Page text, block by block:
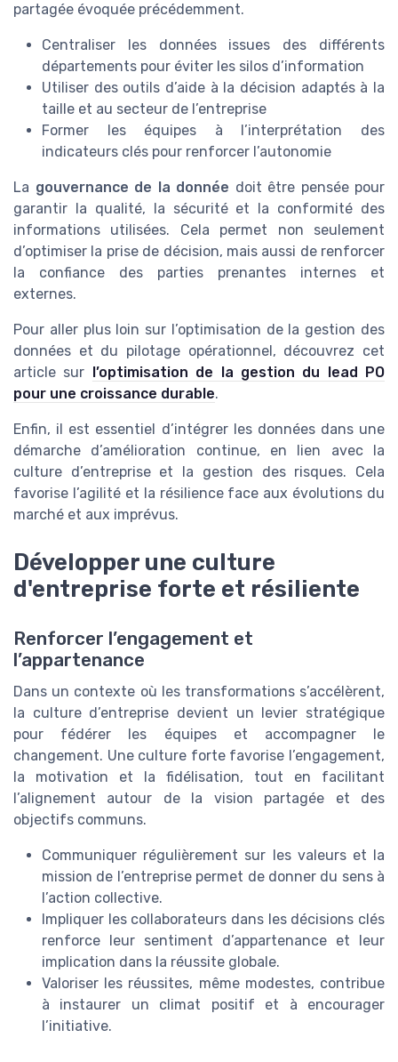
partagée évoquée précédemment.
Centraliser les données issues des différents
départements pour éviter les silos d’information
Utiliser des outils d’aide à la décision adaptés à la
taille et au secteur de l’entreprise
Former les équipes à l’interprétation des
indicateurs clés pour renforcer l’autonomie
La gouvernance de la donnée doit être pensée pour
garantir la qualité, la sécurité et la conformité des
informations utilisées. Cela permet non seulement
d’optimiser la prise de décision, mais aussi de renforcer
la confiance des parties prenantes internes et
externes.
Pour aller plus loin sur l’optimisation de la gestion des
données et du pilotage opérationnel, découvrez cet
article sur l’optimisation de la gestion du lead PO
pour une croissance durable.
Enfin, il est essentiel d’intégrer les données dans une
démarche d’amélioration continue, en lien avec la
culture d’entreprise et la gestion des risques. Cela
favorise l’agilité et la résilience face aux évolutions du
marché et aux imprévus.
Développer une culture
d'entreprise forte et résiliente
Renforcer l’engagement et
l’appartenance
Dans un contexte où les transformations s’accélèrent,
la culture d’entreprise devient un levier stratégique
pour fédérer les équipes et accompagner le
changement. Une culture forte favorise l’engagement,
la motivation et la fidélisation, tout en facilitant
l’alignement autour de la vision partagée et des
objectifs communs.
Communiquer régulièrement sur les valeurs et la
mission de l’entreprise permet de donner du sens à
l’action collective.
Impliquer les collaborateurs dans les décisions clés
renforce leur sentiment d’appartenance et leur
implication dans la réussite globale.
Valoriser les réussites, même modestes, contribue
à instaurer un climat positif et à encourager
l’initiative.